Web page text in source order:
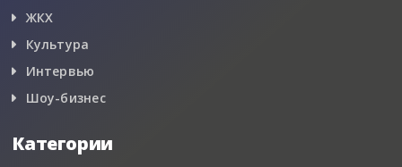
ЖКХ
Культура
Интервью
Шоу-бизнес
Категории